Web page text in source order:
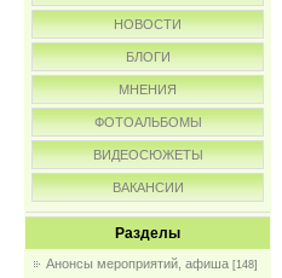
НОВОСТИ
БЛОГИ
МНЕНИЯ
ФОТОАЛЬБОМЫ
ВИДЕОСЮЖЕТЫ
ВАКАНСИИ
Разделы
Анонсы мероприятий, афиша [148]